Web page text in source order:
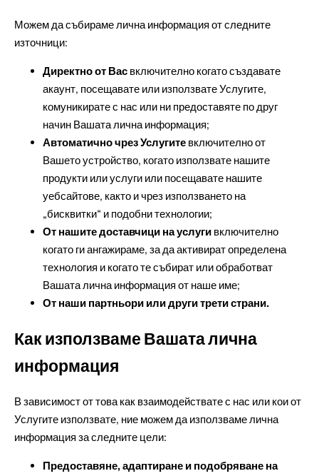
Можем да събираме лична информация от следните
източници:
Директно от Вас включително когато създавате
акаунт, посещавате или използвате Услугите,
комуникирате с нас или ни предоставяте по друг
начин Вашата лична информация;
Автоматично чрез Услугите включително от
Вашето устройство, когато използвате нашите
продукти или услуги или посещавате нашите
уебсайтове, както и чрез използването на
„бисквитки“ и подобни технологии;
От нашите доставчици на услуги включително
когато ги ангажираме, за да активират определена
технология и когато те събират или обработват
Вашата лична информация от наше име;
От наши партньори или други трети страни.
Как използваме Вашата лична
информация
В зависимост от това как взаимодействате с нас или кои от
Услугите използвате, ние можем да използваме лична
информация за следните цели:
Предоставяне, адаптиране и подобряване на